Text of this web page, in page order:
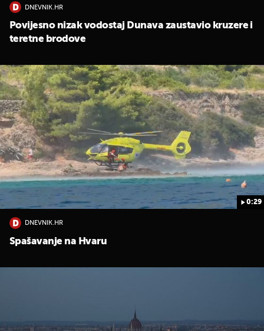
DNEVNIK.HR
Povijesno nizak vodostaj Dunava zaustavio kruzere i
teretne brodove
0:29
DNEVNIK.HR
Spašavanje na Hvaru